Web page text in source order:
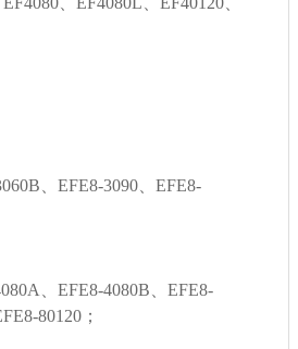
、EFE8-3090、EFE8-
、EFE8-4080B、EFE8-
80120；